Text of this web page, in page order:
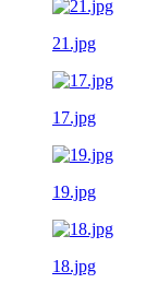
21.jpg
17.jpg
19.jpg
18.jpg